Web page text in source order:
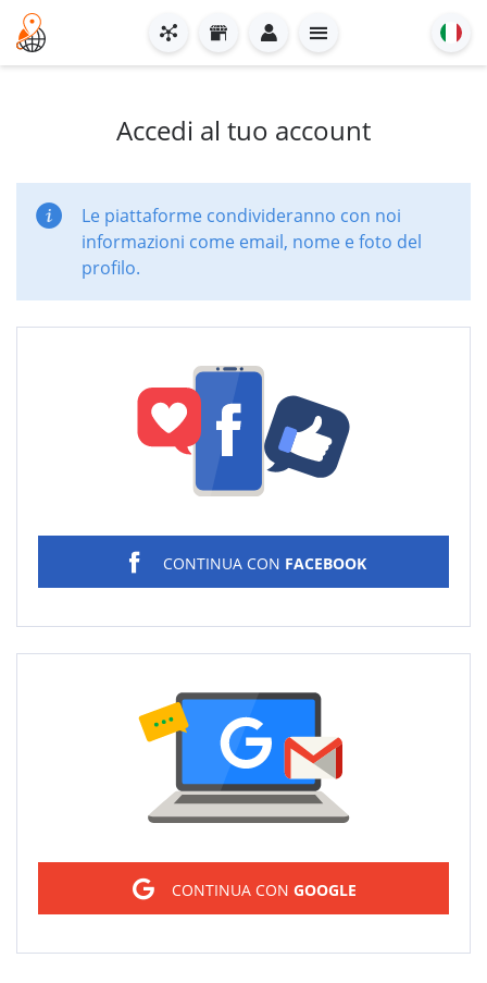
Accedi al tuo account
Le piattaforme condivideranno con noi
informazioni come email, nome e foto del
profilo.
CONTINUA CON FACEBOOK
CONTINUA CON GOOGLE